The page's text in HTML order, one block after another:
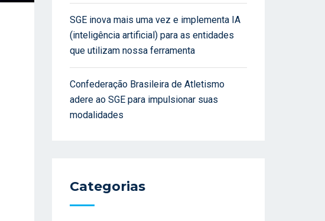
SGE inova mais uma vez e implementa IA
(inteligência artificial) para as entidades
que utilizam nossa ferramenta
Confederação Brasileira de Atletismo
adere ao SGE para impulsionar suas
modalidades
Categorias